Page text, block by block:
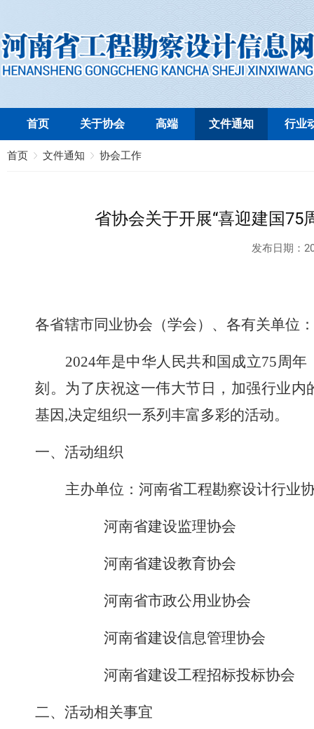
首页 关于协会 高端 文件通知 行业
首页 文件通知 协会工作
省协会关于开展“喜迎建国75
发布日期：
各省辖市同业协会（学会）、各有关单位：
2024年是中华人民共和国成立75周
刻。为了庆祝这一伟大节日，加强行业
基因,决定组织一系列丰富多彩的活动。
一、活动组织
主办单位： 河南省工程勘察设计行业
河南省建设监理协会
河南省建设教育协会
河南省市政公用业协会
河南省建设信息管理协会
河南省建设工程招标投标协会
二、 活动相关事宜